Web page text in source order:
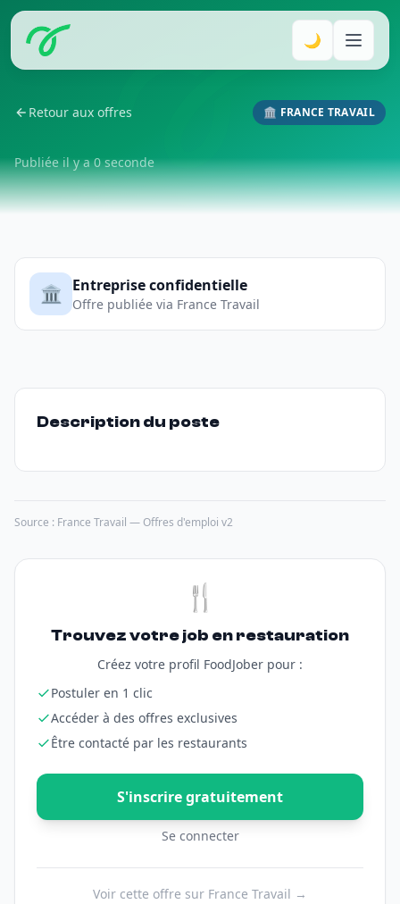
🌙
Retour aux offres 🏛️ FRANCE TRAVAIL
Publiée il y a 0 seconde
🏛️ Entreprise confidentielle
Offre publiée via France Travail
Description du poste
Source : France Travail — Offres d'emploi v2
🍴
Trouvez votre job en restauration
Créez votre profil FoodJober pour :
Postuler en 1 clic
Accéder à des offres exclusives
Être contacté par les restaurants
S'inscrire gratuitement
Se connecter
Voir cette offre sur France Travail →